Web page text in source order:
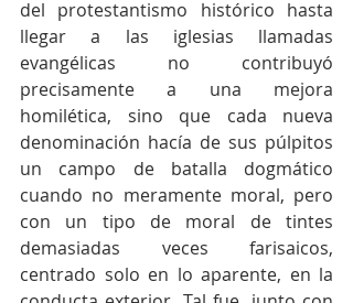
del protestantismo histórico hasta
llegar a las iglesias llamadas
evangélicas no contribuyó
precisamente a una mejora
homilética, sino que cada nueva
denominación hacía de sus púlpitos
un campo de batalla dogmático
cuando no meramente moral, pero
con un tipo de moral de tintes
demasiadas veces farisaicos,
centrado solo en lo aparente, en la